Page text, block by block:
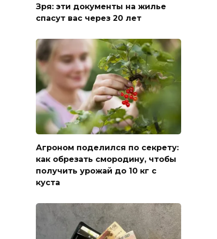
Зря: эти документы на жилье
спасут вас через 20 лет
Агроном поделился по секрету:
как обрезать смородину, чтобы
получить урожай до 10 кг с
куста